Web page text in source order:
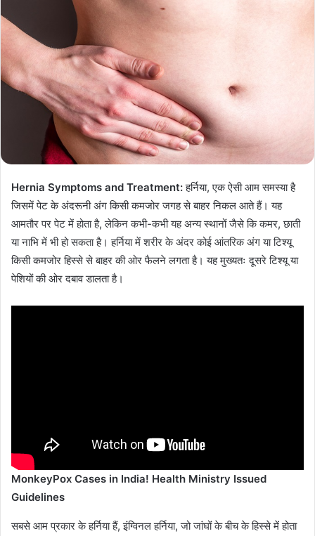
Hernia Symptoms and Treatment:हर्निया, एक ऐसी आम समस्या है
जिसमें पेट के अंदरूनी अंग किसी कमजोर जगह से बाहर निकल आते हैं। यह
आमतौर पर पेट में होता है, लेकिन कभी-कभी यह अन्य स्थानों जैसे कि कमर, छाती
या नाभि में भी हो सकता है। हर्निया में शरीर के अंदर कोई आंतरिक अंग या टिश्यू
किसी कमजोर हिस्से से बाहर की ओर फैलने लगता है। यह मुख्यतः दूसरे टिश्यू या
पेशियों की ओर दबाव डालता है।
MonkeyPox Cases in India! Health Ministry Issued
Guidelines
सबसे आम प्रकार के हर्निया हैं, इंग्विनल हर्निया, जो जांघों के बीच के हिस्से में होता